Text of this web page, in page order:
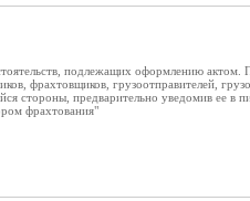
подлежащих оформлению актом.
фрахтовщиков, грузоотправителей,
стороны, предварительно уведомив ее в
фрахтования"